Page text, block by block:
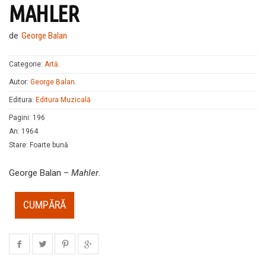
MAHLER
de George Balan
Categorie: Artă.
Autor: George Balan.
Editura: Editura Muzicală
Pagini: 196
An: 1964
Stare: Foarte bună
George Balan – Mahler.
CUMPĂRĂ